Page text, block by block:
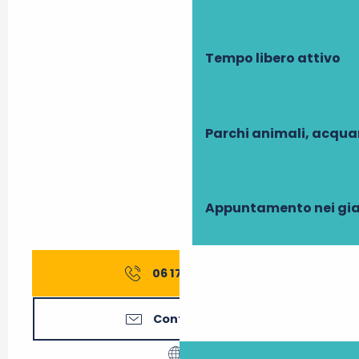
Tempo libero attivo
Parchi animali,
Appuntamento nei
06 17 59 25
Contattateci